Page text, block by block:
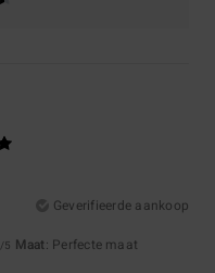
Geverifieerde aankoop
/5 Maat: Perfecte maat